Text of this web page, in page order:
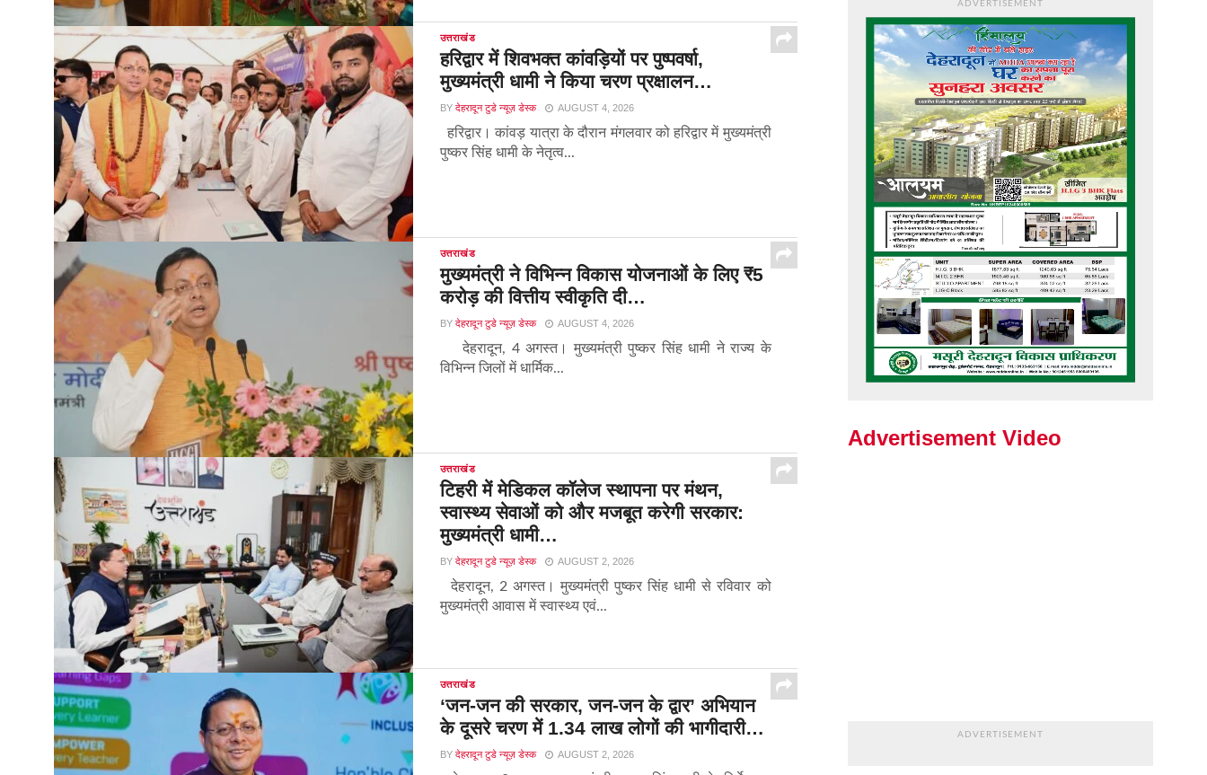
उत्तराखंड
हरिद्वार में शिवभक्त कांवड़ियों पर पुष्पवर्षा,
मुख्यमंत्री धामी ने किया चरण प्रक्षालन…
BY देहरादून टुडे न्यूज़ डेस्क AUGUST 4, 2026
हरिद्वार। कांवड़ यात्रा के दौरान मंगलवार को हरिद्वार में मुख्यमंत्री
पुष्कर सिंह धामी के नेतृत्व...
उत्तराखंड
मुख्यमंत्री ने विभिन्न विकास योजनाओं के लिए ₹5
करोड़ की वित्तीय स्वीकृति दी…
BY देहरादून टुडे न्यूज़ डेस्क AUGUST 4, 2026
देहरादून, 4 अगस्त। मुख्यमंत्री पुष्कर सिंह धामी ने राज्य के
विभिन्न जिलों में धार्मिक...
उत्तराखंड
टिहरी में मेडिकल कॉलेज स्थापना पर मंथन,
स्वास्थ्य सेवाओं को और मजबूत करेगी सरकार:
मुख्यमंत्री धामी…
BY देहरादून टुडे न्यूज़ डेस्क AUGUST 2, 2026
देहरादून, 2 अगस्त। मुख्यमंत्री पुष्कर सिंह धामी से रविवार को
मुख्यमंत्री आवास में स्वास्थ्य एवं...
उत्तराखंड
‘जन-जन की सरकार, जन-जन के द्वार’ अभियान
के दूसरे चरण में 1.34 लाख लोगों की भागीदारी…
BY देहरादून टुडे न्यूज़ डेस्क AUGUST 2, 2026
ADVERTISEMENT
Advertisement Video
ADVERTISEMENT